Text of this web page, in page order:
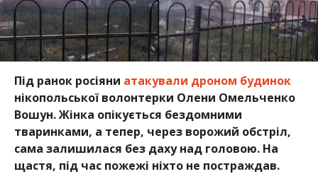
Під ранок росіяни атакували дроном будинок
нікопольської волонтерки Олени Омельченко
Вошун. Жінка опікується бездомними
тваринками, а тепер, через ворожий обстріл,
сама залишилася без даху над головою. На
щастя, під час пожежі ніхто не постраждав.